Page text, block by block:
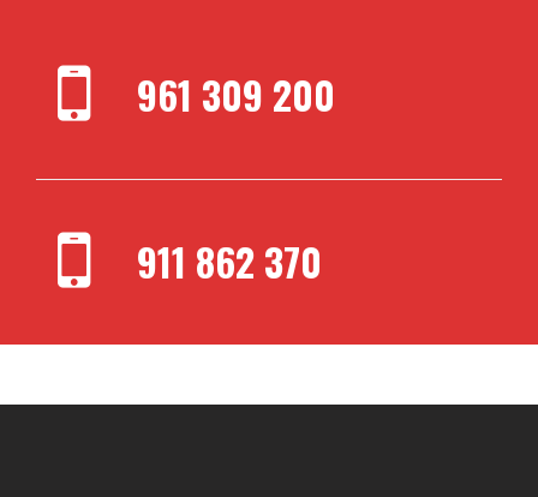
961 309 200
911 862 370